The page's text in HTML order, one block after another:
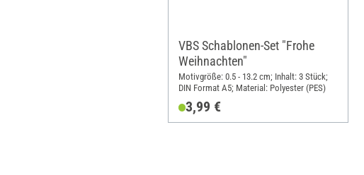
VBS Schablonen-Set "Frohe
Weihnachten"
Motivgröße: 0.5 - 13.2 cm; Inhalt: 3 Stück;
DIN Format A5; Material: Polyester (PES)
3,99 €